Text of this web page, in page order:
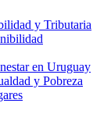
y Tributaria
en Uruguay
y Pobreza